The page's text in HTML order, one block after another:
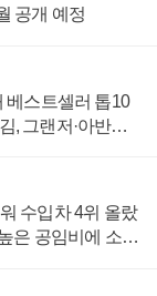
공개 예정
베스트셀러 톱10
, 그랜저·아반떼
수입차 4위 올랐
은 공임비에 소비